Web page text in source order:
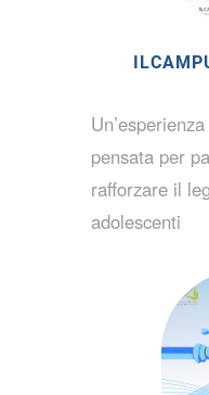
pensata per
rafforzare il
adolescenti